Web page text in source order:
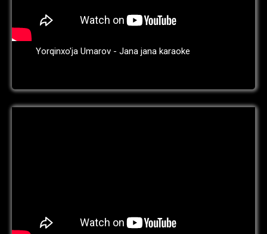
Yorqinxo'ja Umarov - Jana jana karaoke